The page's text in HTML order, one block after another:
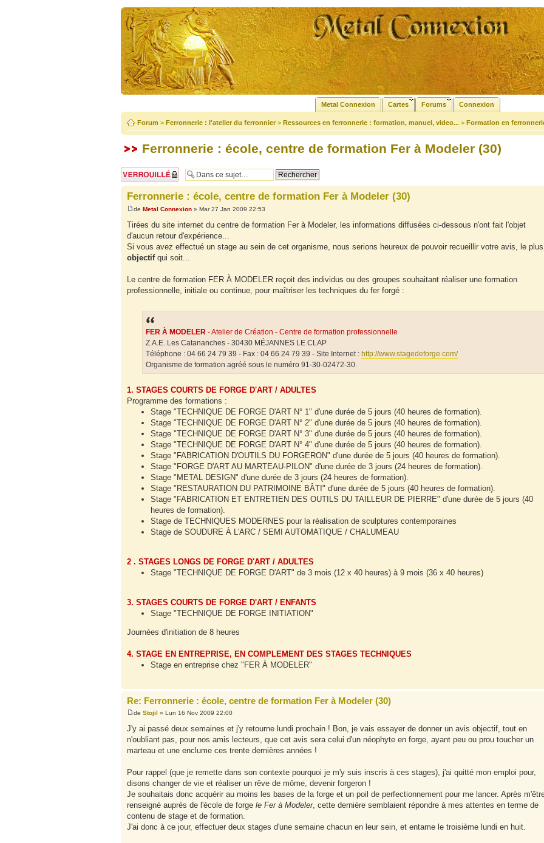
Metal Connexion Cartes Forums Connexion
Forum > Ferronnerie : l'atelier du ferronnier > Ressources en ferronnerie : formation, manuel, video... > Formation en
Ferronnerie : école, centre de formation Fer à Modeler (30)
Sujet verrouillé
Ferronnerie : école, centre de formation Fer à Modeler (30)
de Metal Connexion» Mar 27 Jan 2009 22:53
Tirées du site internet du centre de formation Fer à Modeler, les informations diffusées ci-dessous n'ont fait l'objet
d'aucun retour d'expérience...
Si vous avez effectué un stage au sein de cet organisme, nous serions heureux de pouvoir recueillir votre avis, le plus
objectif qui soit...
Le centre de formation FER À MODELER reçoit des individus ou des groupes souhaitant réaliser une formation
professionnelle, initiale ou continue, pour maîtriser les techniques du fer forgé :
FER À MODELER- Atelier de Création - Centre de formation professionnelle
Z.A.E. Les Catananches - 30430 MÉJANNES LE CLAP
Téléphone : 04 66 24 79 39 - Fax : 04 66 24 79 39 - Site Internet : http://www.stagedeforge.com/
Organisme de formation agréé sous le numéro 91-30-02472-30.
1. STAGES COURTS DE FORGE D'ART / ADULTES
Programme des formations :
Stage "TECHNIQUE DE FORGE D'ART N° 1" d'une durée de 5 jours (40 heures de formation).
Stage "TECHNIQUE DE FORGE D'ART N° 2" d'une durée de 5 jours (40 heures de formation).
Stage "TECHNIQUE DE FORGE D'ART N° 3" d'une durée de 5 jours (40 heures de formation).
Stage "TECHNIQUE DE FORGE D'ART N° 4" d'une durée de 5 jours (40 heures de formation).
Stage "FABRICATION D'OUTILS DU FORGERON" d'une durée de 5 jours (40 heures de formation).
Stage "FORGE D'ART AU MARTEAU-PILON" d'une durée de 3 jours (24 heures de formation).
Stage "METAL DESIGN" d'une durée de 3 jours (24 heures de formation).
Stage "RESTAURATION DU PATRIMOINE BÂTI" d'une durée de 5 jours (40 heures de formation).
Stage "FABRICATION ET ENTRETIEN DES OUTILS DU TAILLEUR DE PIERRE" d'une durée de 5 jours (40
heures de formation).
Stage de TECHNIQUES MODERNES pour la réalisation de sculptures contemporaines
Stage de SOUDURE À L'ARC / SEMI AUTOMATIQUE / CHALUMEAU
2 . STAGES LONGS DE FORGE D'ART / ADULTES
Stage "TECHNIQUE DE FORGE D'ART" de 3 mois (12 x 40 heures) à 9 mois (36 x 40 heures)
3. STAGES COURTS DE FORGE D'ART / ENFANTS
Stage "TECHNIQUE DE FORGE INITIATION"
Journées d'initiation de 8 heures
4. STAGE EN ENTREPRISE, EN COMPLEMENT DES STAGES TECHNIQUES
Stage en entreprise chez "FER À MODELER"
Re: Ferronnerie : école, centre de formation Fer à Modeler (30)
de Stojil » Lun 16 Nov 2009 22:00
J'y ai passé deux semaines et j'y retourne lundi prochain ! Bon, je vais essayer de donner un avis objectif, tout en
n'oubliant pas, pour nos amis lecteurs, que cet avis sera celui d'un néophyte en forge, ayant peu ou prou toucher un
marteau et une enclume ces trente dernières années !
Pour rappel (que je remette dans son contexte pourquoi je m'y suis inscris à ces stages), j'ai quitté mon emploi pour,
disons changer de vie et réaliser un rêve de môme, devenir forgeron !
Je souhaitais donc acquérir au moins les bases de la forge et un poil de perfectionnement pour me lancer. Après
renseigné auprès de l'école de forge le Fer à Modeler, cette dernière semblaient répondre à mes attentes en terme de
contenu de stage et de formation.
J'ai donc à ce jour, effectuer deux stages d'une semaine chacun en leur sein, et entame le troisième lundi en huit.